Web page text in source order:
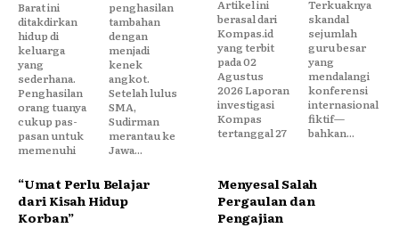
Barat ini
ditakdirkan
hidup di
keluarga
yang
sederhana.
Penghasilan
orang tuanya
cukup pas-
pasan untuk
memenuhi
penghasilan
tambahan
dengan
menjadi
kenek
angkot.
Setelah lulus
SMA,
Sudirman
merantau ke
Jawa...
Artikel ini
berasal dari
Kompas.id
yang terbit
pada 02
Agustus
2026 Laporan
investigasi
Kompas
tertanggal 27
Terkuaknya
skandal
sejumlah
guru besar
yang
mendalangi
konferensi
internasional
fiktif—
bahkan...
“Umat Perlu Belajar
dari Kisah Hidup
Korban”
Menyesal Salah
Pergaulan dan
Pengajian